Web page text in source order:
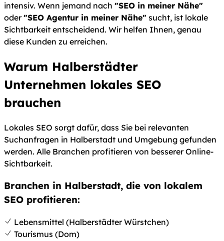
intensiv. Wenn jemand nach "SEO in meiner Nähe"
oder"SEO Agentur in meiner Nähe" sucht, ist lokale
Sichtbarkeit entscheidend. Wir helfen Ihnen, genau
diese Kunden zu erreichen.
Warum Halberstädter
Unternehmen lokales SEO
brauchen
Lokales SEO sorgt dafür, dass Sie bei relevanten
Suchanfragen in Halberstadt und Umgebung gefunden
werden. Alle Branchen profitieren von besserer Online-
Sichtbarkeit.
Branchen in Halberstadt, die von lokalem
SEO profitieren:
Lebensmittel (Halberstädter Würstchen)
Tourismus (Dom)